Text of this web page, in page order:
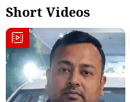
Short Videos